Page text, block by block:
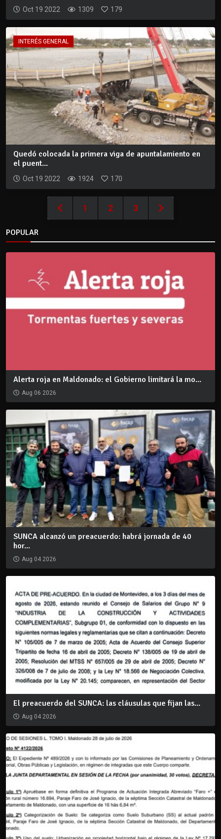
Oct 19 2022 1309 179
INTERÉS GENERAL
Quedó colocada la primera viga de apuntalamiento en
el puent...
Oct 19 2022 1924 170
1 2 3
POPULAR
Alerta roja en Maldonado: el Gobierno limitará la mo...
Aug 06 2026
SUNCA alcanzó un preacuerdo: habrá jornada de 40
hor...
Aug 04 2026
El preacuerdo del SUNCA: las cláusulas que fijan las...
Aug 04 2026